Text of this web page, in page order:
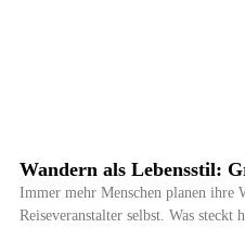
Wandern als Lebensstil:
Immer mehr Menschen planen ihre
Reiseveranstalter selbst. Was